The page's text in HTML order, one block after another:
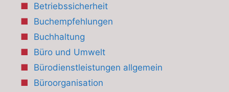
Betriebssicherheit
Buchempfehlungen
Buchhaltung
Büro und Umwelt
Bürodienstleistungen allgemein
Büroorganisation